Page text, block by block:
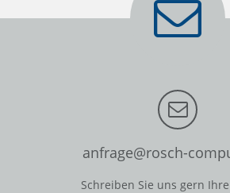
anfrage@rosch-
Schreiben Sie uns gern